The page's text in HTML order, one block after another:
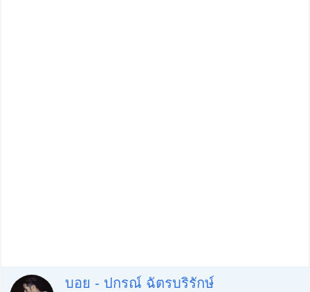
บอย - ปกรณ์ ฉัตรบริรักษ์